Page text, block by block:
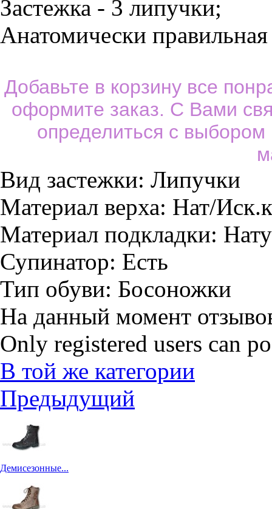
Застежка - 3 липучки;
Анатомически
Добавьте в корзину все
оформите заказ. С Вами
определиться с
Вид застежки: Липучки
Материал верха: Нат/
Материал подкладки:
Супинатор: Есть
Тип обуви: Босоножки
На данный момент
Only registered users can
В той же категории
Предыдущий
Демисезонные...